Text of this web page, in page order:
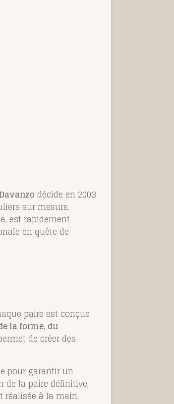
décide en 2003
sur mesure,
est rapidement
en quête de
paire est conçue
la forme, du
de créer des
pour garantir un
de la paire définitive,
réalisée à la main,